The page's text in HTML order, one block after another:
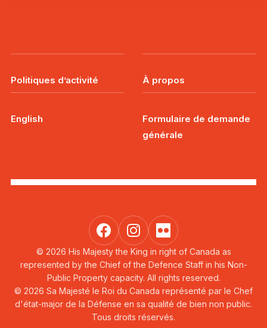
Politiques d’activité À propos
English
Formulaire de demande
générale
© 2026 His Majesty the King in right of Canada as
represented by the Chief of the Defence Staff in his Non-
Public Property capacity. All rights reserved.
© 2026 Sa Majesté le Roi du Canada représenté par le Chef
d'état-major de la Défense en sa qualité de bien non public.
Tous droits réservés.